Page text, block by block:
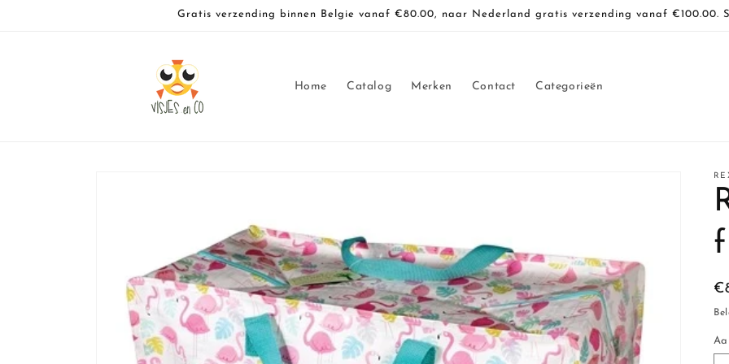
Gratis verzending binnen Belgie vanaf €80.00, naar Nederland gratis verzending vanaf €100.00.
Home Catalog Merken Contact Categorieën